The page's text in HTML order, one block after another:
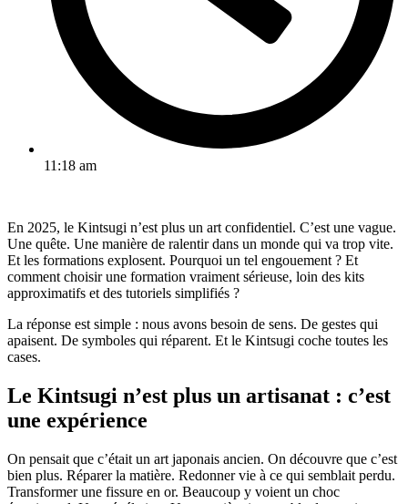
11:18 am
En 2025, le Kintsugi n’est plus un art confidentiel. C’est une vague.
Une quête. Une manière de ralentir dans un monde qui va trop vite.
Et les formations explosent. Pourquoi un tel engouement ? Et
comment choisir une formation vraiment sérieuse, loin des kits
approximatifs et des tutoriels simplifiés ?
La réponse est simple : nous avons besoin de sens. De gestes qui
apaisent. De symboles qui réparent. Et le Kintsugi coche toutes les
cases.
Le Kintsugi n’est plus un artisanat : c’est
une expérience
On pensait que c’était un art japonais ancien. On découvre que c’est
bien plus. Réparer la matière. Redonner vie à ce qui semblait perdu.
Transformer une fissure en or. Beaucoup y voient un choc